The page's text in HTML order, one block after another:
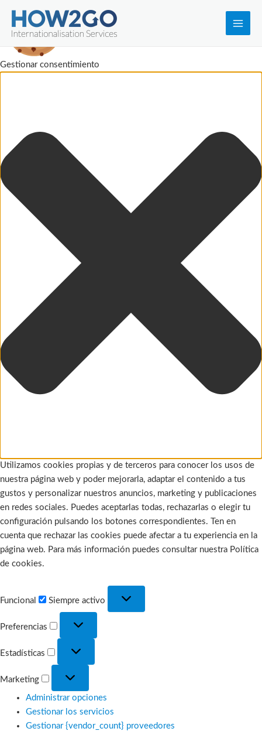
Gestionar consentimiento
Utilizamos cookies propias y de terceros para conocer los usos de
nuestra página web y poder mejorarla, adaptar el contenido a tus
gustos y personalizar nuestros anuncios, marketing y publicaciones
en redes sociales. Puedes aceptarlas todas, rechazarlas o elegir tu
configuración pulsando los botones correspondientes. Ten en
cuenta que rechazar las cookies puede afectar a tu experiencia en la
página web. Para más información puedes consultar nuestra Política
de cookies.
Funcional Siempre activo
Preferencias
Estadísticas
Marketing
Administrar opciones
Gestionar los servicios
Gestionar {vendor_count} proveedores
Main